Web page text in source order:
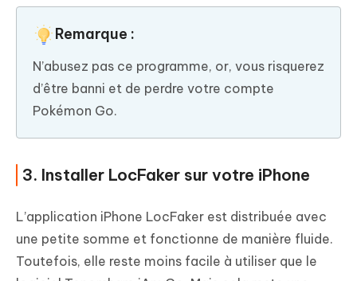
Remarque :
N’abusez pas ce programme, or, vous risquerez
d’être banni et de perdre votre compte
Pokémon Go.
3. Installer LocFaker sur votre iPhone
L’application iPhone LocFaker est distribuée avec
une petite somme et fonctionne de manière fluide.
Toutefois, elle reste moins facile à utiliser que le